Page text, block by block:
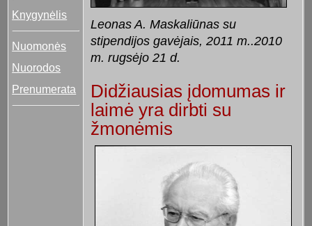
Knygynėlis
Nuomonės
Nuorodos
Prenumerata
Leonas A. Maskaliūnas su
stipendijos gavėjais, 2011 m..2010
m. rugsėjo 21 d.
Didžiausias įdomumas ir
laimė yra dirbti su
žmonėmis